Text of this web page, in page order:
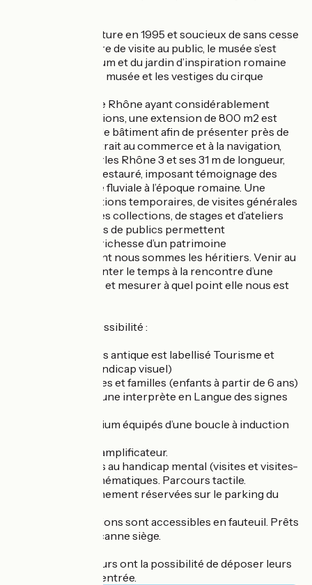
Depuis son ouverture en 1995 et soucieux de sans cesse
diversifier son offre de visite au public, le musée s’est
doté d’un auditorium et du jardin d’inspiration romaine
Hortus jouxtant le musée et les vestiges du cirque
Les fouilles dans le Rhône ayant considérablement
enrichi les collections, une extension de 800 m2 est
venue compléter le bâtiment afin de présenter près de
500 objets ayant trait au commerce et à la navigation,
dont le chaland Arles Rhône 3 et ses 31 m de longueur,
sorti du fleuve et restauré, imposant témoignage des
échanges par voie fluviale à l’époque romaine. Une
politique d’expositions temporaires, de visites générales
ou thématiques des collections, de stages et d’ateliers
pour tous les types de publics permettent
d’appréhender la richesse d’un patrimoine
archéologique dont nous sommes les héritiers. Venir au
musée, c’est remonter le temps à la rencontre d’une
Antiquité tangible et mesurer à quel point elle nous est
Conditions d'accessibilité :
Le Musée de l'Arles antique est labellisé Tourisme et
Handicap (sauf handicap visuel)
Visites pour adultes et familles (enfants à partir de 6 ans)
avec une guide et une interprète en Langue des signes
Accueil et auditorium équipés d’une boucle à induction
Audio guide avec amplificateur.
Activités adaptées au handicap mental (visites et visites-
ateliers). Visites thématiques. Parcours tactile.
Places de stationnement réservées sur le parking du
Toutes les collections sont accessibles en fauteuil. Prêts
de fauteuils et de canne siège.
A noter : les visiteurs ont la possibilité de déposer leurs
petits bagages à l'entrée.